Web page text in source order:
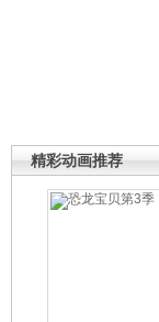
精彩动画推荐